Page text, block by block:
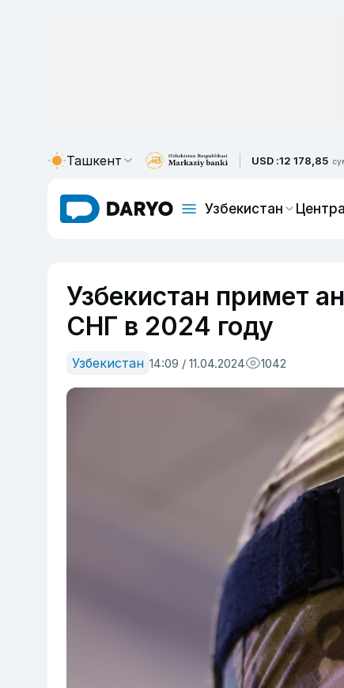
Ташкент USD :12 178,85
Узбекистан
Узбекистан примет
СНГ в 2024 году
Узбекистан 14:09 / 11.04.2024 1042